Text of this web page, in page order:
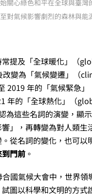
關心綠色和平在全球與臺灣
對氣候影響劇烈的森林與能
提及「全球暖化」（
變為「氣候變遷」（
2019 年的「氣候緊急
年的「全球熱化」（
為這些名詞的演變，顯
」，再轉變為對人類生
從名詞的變化，也可以
門前 。
國氣候大會中，世界領
圖以科學和文明的方式